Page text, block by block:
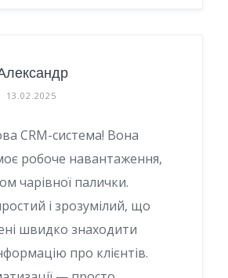
13.02.2025
CRM-система! Вона
робоче навантаження,
чарівної палички.
і зрозумілий, що
швидко знаходити
про клієнтів.